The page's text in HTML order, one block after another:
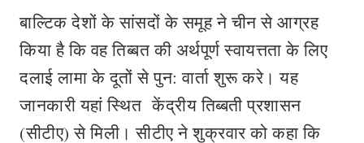
बाल्टिक देशों के सांसदों के समूह ने चीन से आग्रह
किया है कि वह तिब्बत की अर्थपूर्ण स्वायत्तता के लिए
दलाई लामा के दूतों से पुन: वार्ता शुरू करे। यह
जानकारी यहां स्थित केंद्रीय तिब्बती प्रशासन
(सीटीए) से मिली। सीटीए ने शुक्रवार को कहा कि